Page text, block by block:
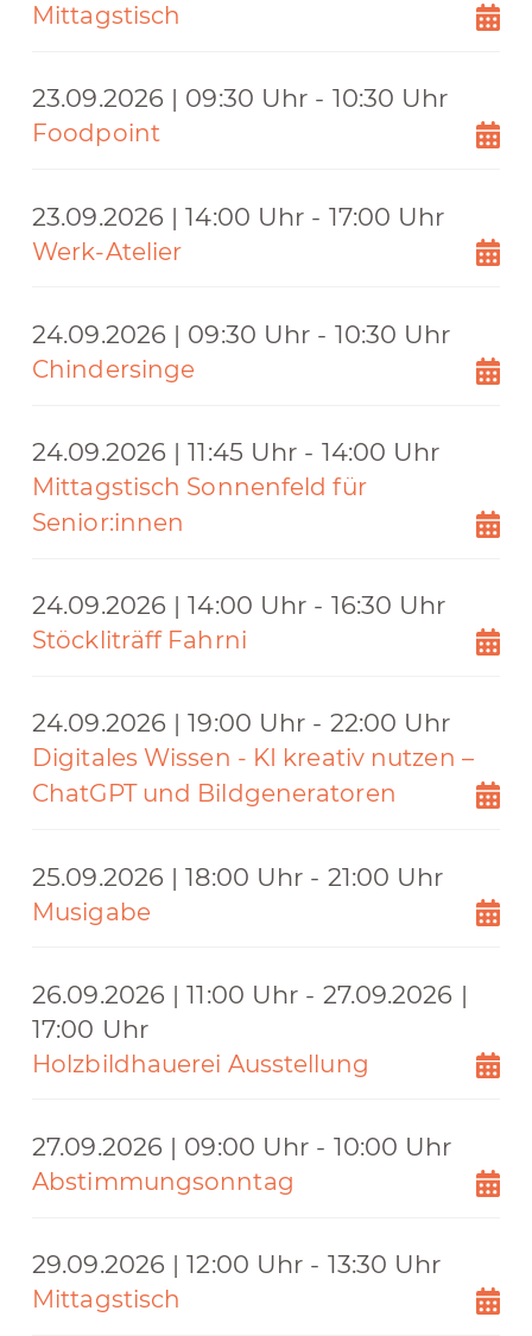
Mittagstisch
23.09.2026 | 09:30 Uhr - 10:30 Uhr
Foodpoint
23.09.2026 | 14:00 Uhr - 17:00 Uhr
Werk-Atelier
24.09.2026 | 09:30 Uhr - 10:30 Uhr
Chindersinge
24.09.2026 | 11:45 Uhr - 14:00 Uhr
Mittagstisch Sonnenfeld für
Senior:innen
24.09.2026 | 14:00 Uhr - 16:30 Uhr
Stöckliträff Fahrni
24.09.2026 | 19:00 Uhr - 22:00 Uhr
Digitales Wissen - KI kreativ nutzen –
ChatGPT und Bildgeneratoren
25.09.2026 | 18:00 Uhr - 21:00 Uhr
Musigabe
26.09.2026 | 11:00 Uhr - 27.09.2026 |
17:00 Uhr
Holzbildhauerei Ausstellung
27.09.2026 | 09:00 Uhr - 10:00 Uhr
Abstimmungsonntag
29.09.2026 | 12:00 Uhr - 13:30 Uhr
Mittagstisch